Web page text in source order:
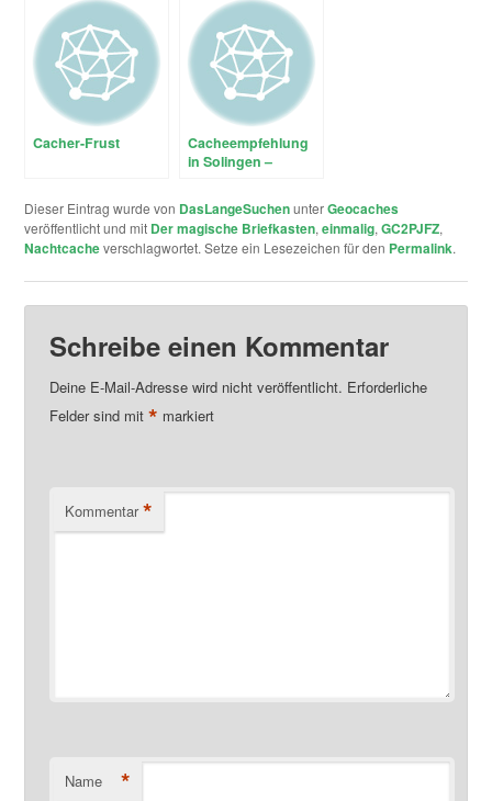
Cacher-Frust
Cacheempfehlung
in Solingen –
Wald)
Dieser Eintrag wurde von DasLangeSuchenunterGeocaches
veröffentlicht und mit Der magische Briefkasten,einmalig,GC2PJFZ,
Nachtcacheverschlagwortet. Setze ein Lesezeichen für den Permalink.
Schreibe einen Kommentar
Deine E-Mail-Adresse wird nicht veröffentlicht. Erforderliche
Felder sind mit * markiert
Kommentar *
Name *